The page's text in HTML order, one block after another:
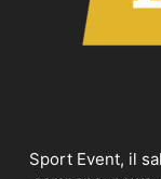
Sport Event, il